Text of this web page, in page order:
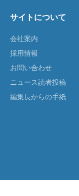
サイトについて
会社案内
採用情報
お問い合わせ
ニュース読者投稿
編集長からの手紙